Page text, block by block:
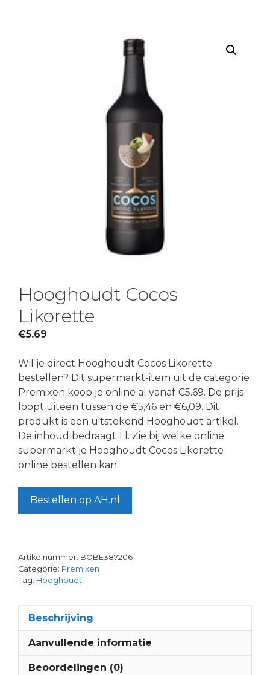
Hooghoudt Cocos
Likorette
€5.69
Wil je direct Hooghoudt Cocos Likorette
bestellen? Dit supermarkt-item uit de categorie
Premixen koop je online al vanaf €5.69. De prijs
loopt uiteen tussen de €5,46 en €6,09. Dit
produkt is een uitstekend Hooghoudt artikel.
De inhoud bedraagt 1 l. Zie bij welke online
supermarkt je Hooghoudt Cocos Likorette
online bestellen kan.
Bestellen op AH.nl
Artikelnummer: BOBE387206
Categorie: Premixen
Tag: Hooghoudt
Beschrijving
Aanvullende informatie
Beoordelingen (0)